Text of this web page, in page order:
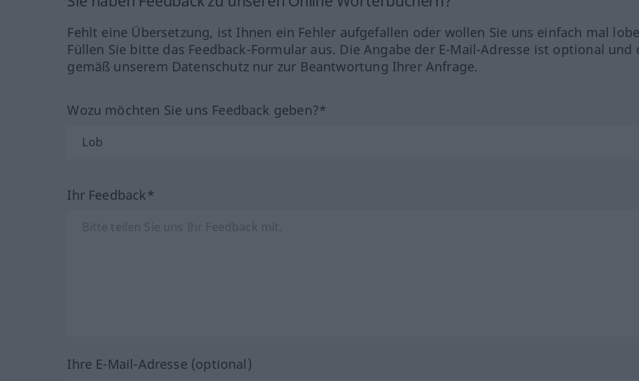
Fehlt eine Übersetzung, ist Ihnen ein Fehler aufgefallen oder wollen Sie uns einfach mal
Füllen Sie bitte das Feedback-Formular aus. Die Angabe der E-Mail-Adresse ist optional und
gemäß unserem Datenschutz nur zur Beantwortung Ihrer Anfrage.
Wozu möchten Sie uns Feedback geben?*
Ihr Feedback*
Ihre E-Mail-Adresse (optional)